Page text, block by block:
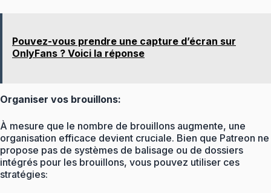
Pouvez-vous prendre une capture d’écran sur
OnlyFans ? Voici la réponse
Organiser vos brouillons:
À mesure que le nombre de brouillons augmente, une
organisation efficace devient cruciale. Bien que Patreon ne
propose pas de systèmes de balisage ou de dossiers
intégrés pour les brouillons, vous pouvez utiliser ces
stratégies: